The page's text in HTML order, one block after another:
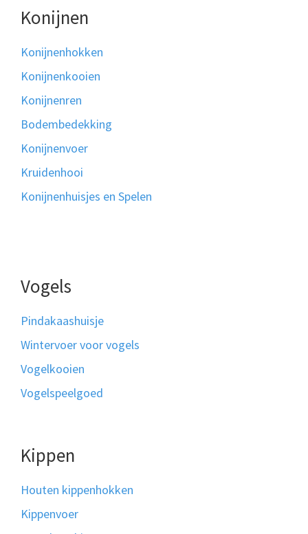
Konijnen
Konijnenhokken
Konijnenkooien
Konijnenren
Bodembedekking
Konijnenvoer
Kruidenhooi
Konijnenhuisjes en Spelen
Vogels
Pindakaashuisje
Wintervoer voor vogels
Vogelkooien
Vogelspeelgoed
Kippen
Houten kippenhokken
Kippenvoer